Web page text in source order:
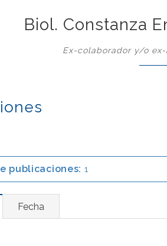
Biol. Constanza
Ex-colaborador y/o
publicaciones: 1
Fecha